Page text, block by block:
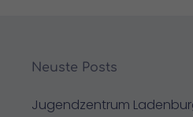
Neuste Posts
Jugendzentrum